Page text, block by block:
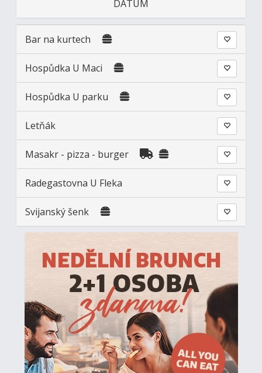
DATUM
Bar na kurtech
Hospůdka U Maci
Hospůdka U parku
Letňák
Masakr - pizza - burger
Radegastovna U Fleka
Svijanský šenk